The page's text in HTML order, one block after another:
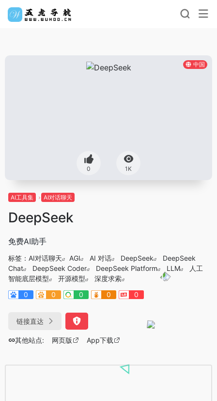
中国
0 1K
AI工具集 AI对话聊天
DeepSeek
免费AI助手
标签： AI对话聊天 AGI AI 对话 DeepSeek
DeepSeek
Chat
DeepSeek Coder DeepSeek Platform LLM
人工
智能底层模型
开源模型
深度求索
0
0 0 0 0
链接直达
其他站点: 网页版 App下载